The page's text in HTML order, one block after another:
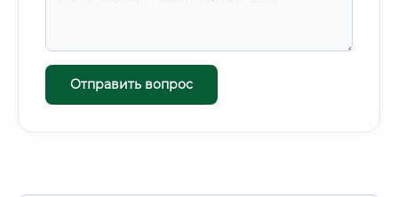
Отправить вопрос